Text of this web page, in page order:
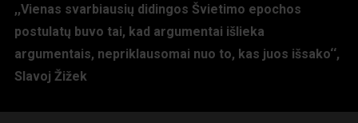
,,Vienas svarbiausių didingos Švietimo epochos
postulatų buvo tai, kad argumentai išlieka
argumentais, nepriklausomai nuo to, kas juos išsako‘‘,
Slavoj Žižek